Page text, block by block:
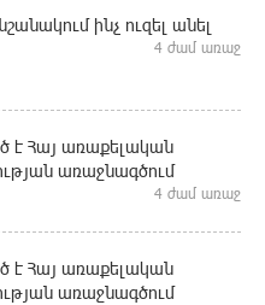
ինչ ուզել անել
4 ժամ առաջ
է Հայ առաքելական
առաջնագծում
4 ժամ առաջ
է Հայ առաքելական
առաջնագծում